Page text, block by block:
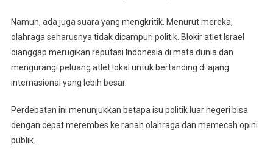
Namun, ada juga suara yang mengkritik. Menurut mereka,
olahraga seharusnya tidak dicampuri politik. Blokir atlet Israel
dianggap merugikan reputasi Indonesia di mata dunia dan
mengurangi peluang atlet lokal untuk bertanding di ajang
internasional yang lebih besar.
Perdebatan ini menunjukkan betapa isu politik luar negeri bisa
dengan cepat merembes ke ranah olahraga dan memecah opini
publik.